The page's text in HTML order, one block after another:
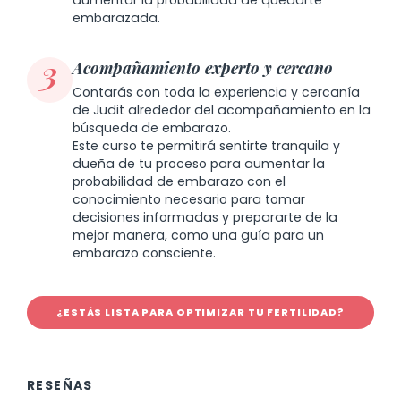
embarazada.
3 Acompañamiento experto y cercano
Contarás con toda la experiencia y cercanía
de Judit alrededor del acompañamiento en la
búsqueda de embarazo.
Este curso te permitirá sentirte tranquila y
dueña de tu proceso para aumentar la
probabilidad de embarazo con el
conocimiento necesario para tomar
decisiones informadas y prepararte de la
mejor manera, como una guía para un
embarazo consciente.
¿ESTÁS LISTA PARA OPTIMIZAR TU FERTILIDAD?
RESEÑAS